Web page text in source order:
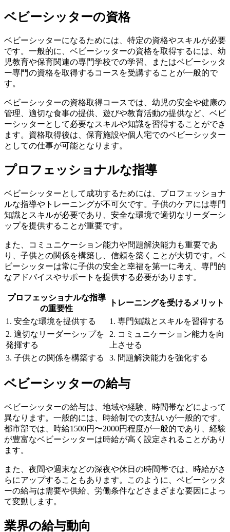
ベビーシッターの資格
ベビーシッターになるためには、特定の資格やスキルが必要
です。一般的に、ベビーシッターの資格を取得するには、幼
児教育や保育関連の専門学校での学習、またはベビーシッタ
ー専門の資格を取得するコースを受講することが一般的で
す。
ベビーシッターの資格取得コースでは、幼児の安全や健康の
管理、適切な食事の提供、遊びや教育活動の提供など、ベビ
ーシッターとして必要なスキルや知識を習得することができ
ます。資格取得後は、保育施設や個人宅でのベビーシッター
としての仕事が可能となります。
プロフェッショナルな指導
ベビーシッターとして成功するためには、プロフェッショナ
ルな指導やトレーニングが不可欠です。子供のケアには専門
知識とスキルが必要であり、安全な環境で適切なリーダーシ
ップを提供することが重要です。
また、コミュニケーション能力や問題解決能力も重要であ
り、子供との関係を構築し、信頼を築くことが大切です。ベ
ビーシッターは常に子供の安全と幸福を第一に考え、専門的
なアドバイスやサポートを提供する必要があります。
プロフェッショナルな指導
の重要性
トレーニングを受けるメリット
1. 安全な環境を提供する
1. 専門知識とスキルを習得する
2. 適切なリーダーシップを
発揮する
2. コミュニケーション能力を向
上させる
3. 子供との関係を構築する
3. 問題解決能力を強化する
ベビーシッターの給与
ベビーシッターの給与は、地域や経験、時間帯などによって
異なります。一般的には、時給制での支払いが一般的です。
都市部では、時給1500円〜2000円程度が一般的であり、経験
が豊富なベビーシッターは時給が高く設定されることがあり
ます。
また、夜間や週末などの深夜や休日の時間帯では、時給がさ
らにアップすることもあります。このように、ベビーシッタ
ーの給与は需要や供給、労働条件などさまざまな要因によっ
て変動します。
業界の給与動向